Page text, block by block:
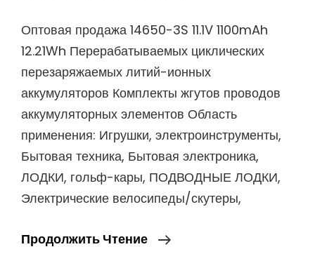
Оптовая продажа 14650-3S 11.1V 1100mAh
12.21Wh Перерабатываемых циклических
перезаряжаемых литий-ионных
аккумуляторов Комплекты жгутов проводов
аккумуляторных элементов Область
применения: Игрушки, электроинструменты,
Бытовая техника, Бытовая электроника,
ЛОДКИ, гольф-кары, ПОДВОДНЫЕ ЛОДКИ,
Электрические велосипеды/скутеры,
Продолжить Чтение
Оптовая